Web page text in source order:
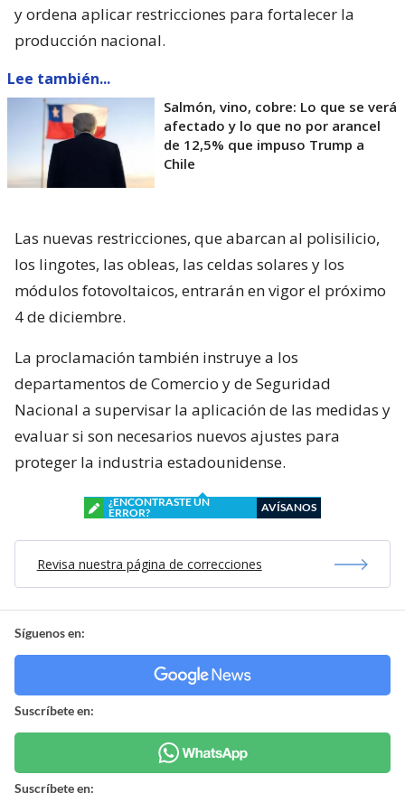
y ordena aplicar restricciones para fortalecer la
producción nacional.
Lee también...
Salmón, vino, cobre: Lo que se verá
afectado y lo que no por arancel
de 12,5% que impuso Trump a
Chile
Las nuevas restricciones, que abarcan al polisilicio,
los lingotes, las obleas, las celdas solares y los
módulos fotovoltaicos, entrarán en vigor el próximo
4 de diciembre.
La proclamación también instruye a los
departamentos de Comercio y de Seguridad
Nacional a supervisar la aplicación de las medidas y
evaluar si son necesarios nuevos ajustes para
proteger la industria estadounidense.
¿ENCONTRASTE UN
ERROR?
AVÍSANOS
Revisa nuestra página de correcciones
Síguenos en:
Suscríbete en:
Suscríbete en: